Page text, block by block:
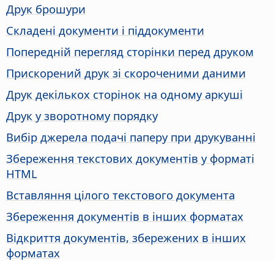
Друк брошури
Складені документи і піддокументи
Попередній перегляд сторінки перед друком
Прискорений друк зі скороченими даними
Друк декількох сторінок на одному аркуші
Друк у зворотному порядку
Вибір джерела подачі паперу при друкуванні
Збереження текстових документів у форматі
HTML
Вставляння цілого текстового документа
Збереження документів в інших форматах
Відкриття документів, збережених в інших
форматах